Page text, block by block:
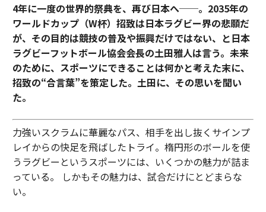
4年に一度の世界的祭典を、再び日本へ──。2035年の
ワールドカップ（W杯）招致は日本ラグビー界の悲願だ
が、その目的は競技の普及や振興だけではない、と日本
ラグビーフットボール協会会長の土田雅人は言う。 未来
のために、スポーツにできることは何かと考えた末に、
招致の“合言葉”を策定した。土田に、その思いを聞い
た。
力強いスクラムに華麗なパス、相手を出し抜くサインプ
レイからの快足を飛ばしたトライ。楕円形のボールを使
うラグビーというスポーツには、いくつかの魅力が詰ま
っている。 しかもその魅力は、試合だけにとどまらな
い。